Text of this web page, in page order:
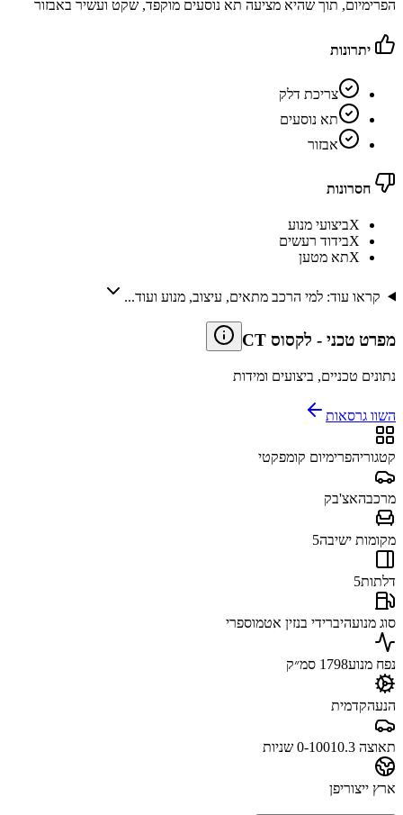
הפרימיום, תוך שהיא מציעה תא נוסעים מוקפד, שקט ועשיר באבזור
יתרונות
צריכת דלק
תא נוסעים
אבזור
חסרונות
Xביצועי מנוע
Xבידוד רעשים
Xתא מטען
קראו עוד: למי הרכב מתאים, עיצוב, מנוע ועוד...
מפרט טכני - לקסוס CT
נתונים טכניים, ביצועים ומידות
השוו גרסאות
קטגוריהפרימיום קומפקטי
מרכבהאצ'בק
מקומות ישיבה5
דלתות5
סוג מנועהיברידי בנזין אטמוספרי
נפח מנוע1798 סמ״ק
הנעהקדמית
תאוצה 0-100 10.3 שניות
ארץ ייצוריפן